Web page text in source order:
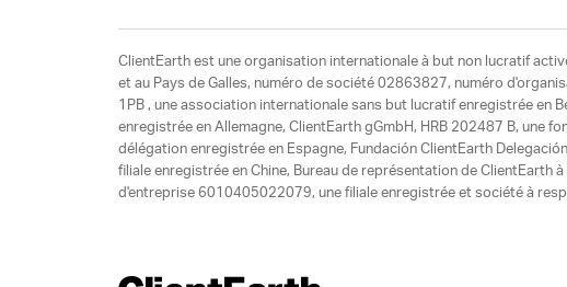
ClientEarth est une organisation internationale à but non lucratif
et au Pays de Galles, numéro de société 02863827, numéro
1PB , une association internationale sans but lucratif enregistrée en
enregistrée en Allemagne, ClientEarth gGmbH, HRB 202487 B, une
délégation enregistrée en Espagne, Fundación ClientEarth
filiale enregistrée en Chine, Bureau de représentation de ClientEarth
d'entreprise 6010405022079, une filiale enregistrée et société à